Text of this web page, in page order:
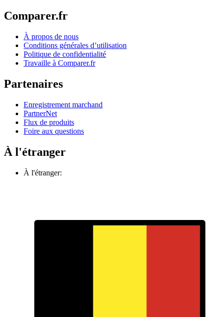
Comparer.fr
À propos de nous
Conditions générales d’utilisation
Politique de confidentialité
Travaille à Comparer.fr
Partenaires
Enregistrement marchand
PartnerNet
Flux de produits
Foire aux questions
À l'étranger
À l'étranger: